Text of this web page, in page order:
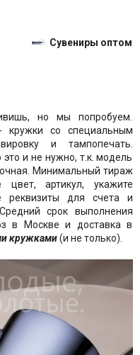
Сувениры оптом
но мы попробуем.
кружки со специальным
и тампопечать.
это и не нужно, т.к. модель
Минимальный тираж
артикул, укажите
реквизиты для счета и
срок выполнения
в Москве и доставка в
кружками(и не только).